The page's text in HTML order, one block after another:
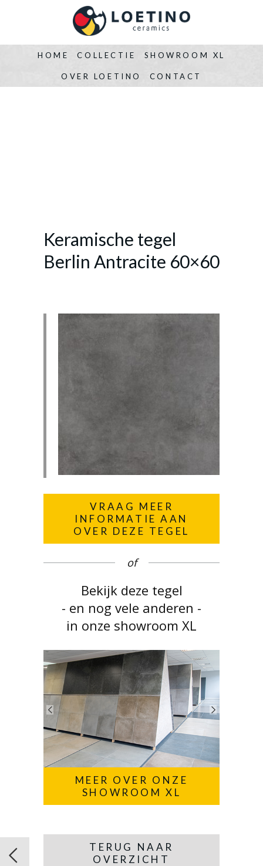
HOME COLLECTIE SHOWROOM XL
OVER LOETINO CONTACT
Keramische tegel
Berlin Antracite 60×60
VRAAG MEER
INFORMATIE AAN
OVER DEZE TEGEL
of
Bekijk deze tegel
- en nog vele anderen -
in onze showroom XL
MEER OVER ONZE
SHOWROOM XL
TERUG NAAR
OVERZICHT